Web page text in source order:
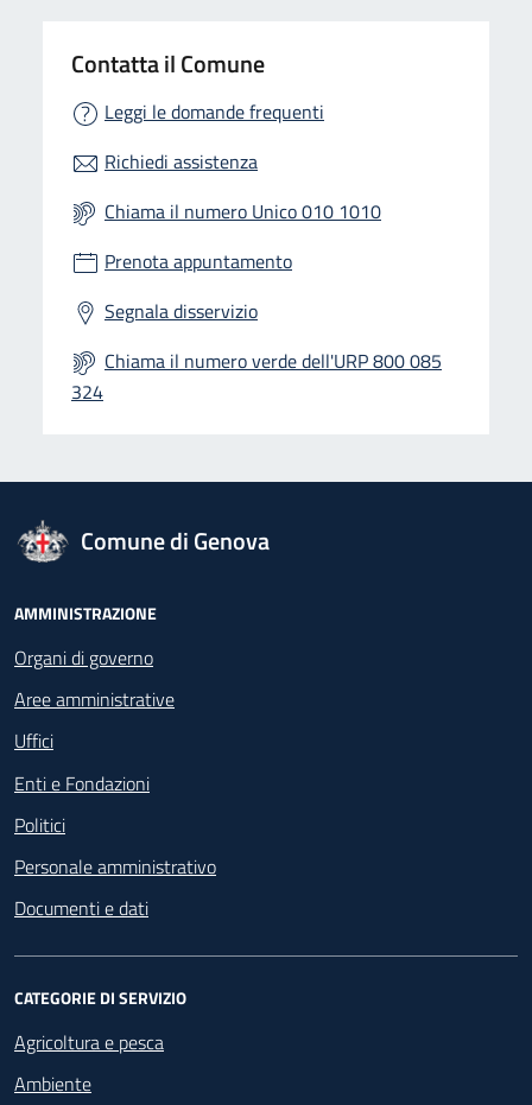
Contatta il Comune
Leggi le domande frequenti
Richiedi assistenza
Chiama il numero Unico 010 1010
Prenota appuntamento
Segnala disservizio
Chiama il numero verde dell'URP 800 085
324
logo Unione Europea
Comune di Genova
Footer - Navigazione
AMMINISTRAZIONE
Organi di governo
Aree amministrative
Uffici
Enti e Fondazioni
Politici
Personale amministrativo
Documenti e dati
CATEGORIE DI SERVIZIO
Agricoltura e pesca
Ambiente